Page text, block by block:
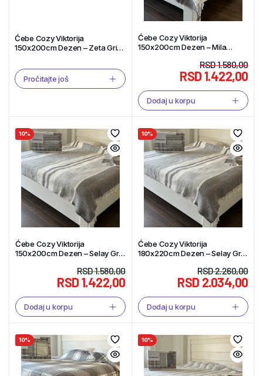
Ćebe Cozy Viktorija
150x200cm Dezen – Zeta Gri
Pročitajte još
Ćebe Cozy Viktorija
150x200cm Dezen – Mila
RSD1.580,00
RSD1.422,00
Dodaj u korpu
10%
Ćebe Cozy Viktorija
150x200cm Dezen – Selay Gri
RSD1.580,00
RSD1.422,00
Dodaj u korpu
10%
Ćebe Cozy Viktorija
180x220cm Dezen – Selay Gri –
RSD2.260,00
RSD2.034,00
Dodaj u korpu
10% 10%